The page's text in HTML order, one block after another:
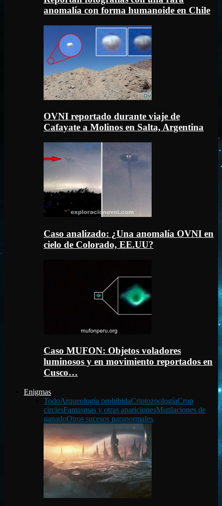
anomalía con forma humanoide en Chile
OVNI reportado durante viaje de
Cafayate a Molinos en Salta, Argentina
Caso analizado: ¿Una anomalía OVNI en
cielo de Colorado, EE.UU?
Caso MUFON: Objetos voladores
luminosos y en movimiento reportados en
Cusco…
Enigmas
TodoArqueología prohibidaCriptozoologíaCrop
circlesFantasmas y otras aparicionesMutilaciones de
ganadoOtros sucesos paranormales